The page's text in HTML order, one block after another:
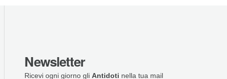
Newsletter
Ricevi ogni giorno gli Antidoti nella tua mail